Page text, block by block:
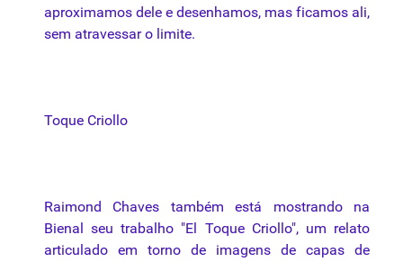
aproximamos dele e desenhamos, mas ficamos ali,
sem atravessar o limite.
Toque Criollo
Raimond Chaves também está mostrando na
Bienal seu trabalho "El Toque Criollo", um relato
articulado em torno de imagens de capas de